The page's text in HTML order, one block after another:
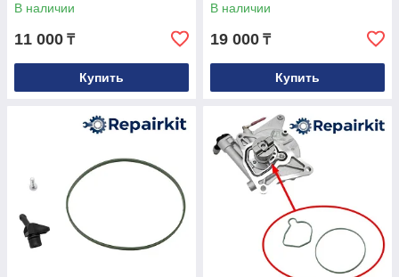
В наличии
11 000 ₸
Купить
В наличии
19 000 ₸
Купить